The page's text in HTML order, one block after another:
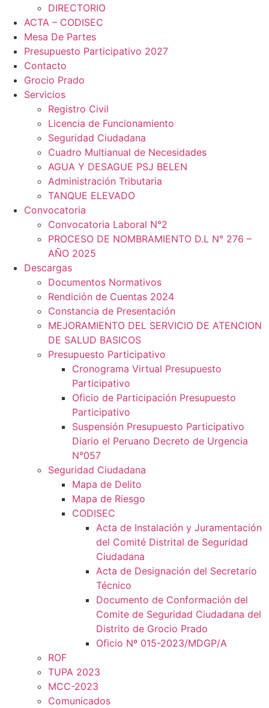
DIRECTORIO
ACTA – CODISEC
Mesa De Partes
Presupuesto Participativo 2027
Contacto
Grocio Prado
Servicios
Registro Civil
Licencia de Funcionamiento
Seguridad Ciudadana
Cuadro Multianual de Necesidades
AGUA Y DESAGUE PSJ BELEN
Administración Tributaria
TANQUE ELEVADO
Convocatoria
Convocatoria Laboral N°2
PROCESO DE NOMBRAMIENTO D.L N° 276 –
AÑO 2025
Descargas
Documentos Normativos
Rendición de Cuentas 2024
Constancia de Presentación
MEJORAMIENTO DEL SERVICIO DE ATENCION
DE SALUD BASICOS
Presupuesto Participativo
Cronograma Virtual Presupuesto
Participativo
Oficio de Participación Presupuesto
Participativo
Suspensión Presupuesto Participativo
Diario el Peruano Decreto de Urgencia
N°057
Seguridad Ciudadana
Mapa de Delito
Mapa de Riesgo
CODISEC
Acta de Instalación y Juramentación
del Comité Distrital de Seguridad
Ciudadana
Acta de Designación del Secretario
Técnico
Documento de Conformación del
Comite de Seguridad Ciudadana del
Distrito de Grocio Prado
Oficio Nº 015-2023/MDGP/A
ROF
TUPA 2023
MCC-2023
Comunicados